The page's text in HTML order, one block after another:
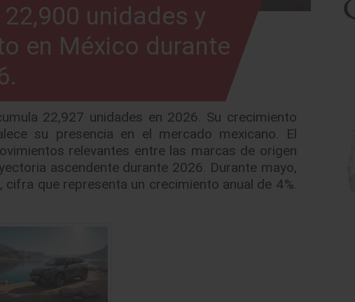
unidades y
en México durante
22,927 unidades en 2026. Su crecimiento
su presencia en el mercado mexicano. El
relevantes entre las marcas de origen
ascendente durante 2026. Durante mayo,
que representa un crecimiento anual de 4%.